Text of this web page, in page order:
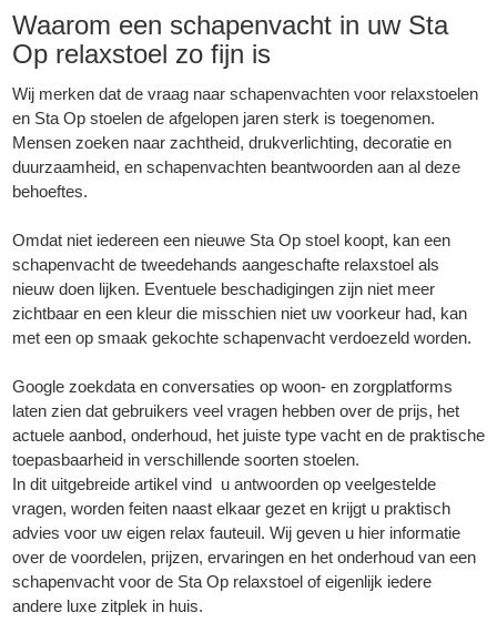
Waarom een schapenvacht in uw Sta
Op relaxstoel zo fijn is
Wij merken dat de vraag naar schapenvachten voor relaxstoelen
en Sta Op stoelen de afgelopen jaren sterk is toegenomen.
Mensen zoeken naar zachtheid, drukverlichting, decoratie en
duurzaamheid, en schapenvachten beantwoorden aan al deze
behoeftes.
Omdat niet iedereen een nieuwe Sta Op stoel koopt, kan een
schapenvacht de tweedehands aangeschafte relaxstoel als
nieuw doen lijken. Eventuele beschadigingen zijn niet meer
zichtbaar en een kleur die misschien niet uw voorkeur had, kan
met een op smaak gekochte schapenvacht verdoezeld worden.
Google zoekdata en conversaties op woon- en zorgplatforms
laten zien dat gebruikers veel vragen hebben over de prijs, het
actuele aanbod, onderhoud, het juiste type vacht en de praktische
toepasbaarheid in verschillende soorten stoelen.
In dit uitgebreide artikel vind u antwoorden op veelgestelde
vragen, worden feiten naast elkaar gezet en krijgt u praktisch
advies voor uw eigen relax fauteuil. Wij geven u hier informatie
over de voordelen, prijzen, ervaringen en het onderhoud van een
schapenvacht voor de Sta Op relaxstoel of eigenlijk iedere
andere luxe zitplek in huis.